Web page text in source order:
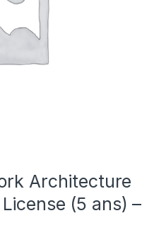
Architecture
(5 ans) –